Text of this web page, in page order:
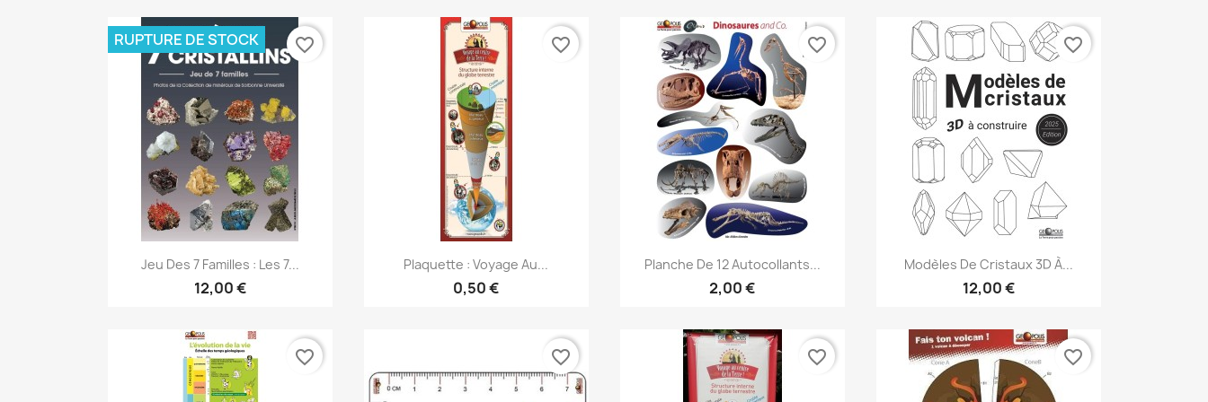
Aperçu rapide
Jeu Des 7 Familles : Les 7...
12,00 €
RUPTURE DE STOCK favorite_border
Aperçu rapide
Plaquette : Voyage Au...
0,50 €
favorite_border
Aperçu rapide
Planche De 12 Autocollants...
2,00 €
favorite_border
Aperçu rapide
Modèles De Cristaux 3D À...
12,00 €
favorite_border
favorite_border favorite_border favorite_border favorite_border